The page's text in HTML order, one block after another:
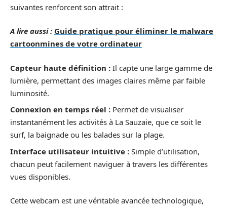
suivantes renforcent son attrait :
A lire aussi : Guide pratique pour éliminer le malware
cartoonmines de votre ordinateur
Capteur haute définition : Il capte une large gamme de
lumière, permettant des images claires même par faible
luminosité.
Connexion en temps réel : Permet de visualiser
instantanément les activités à La Sauzaie, que ce soit le
surf, la baignade ou les balades sur la plage.
Interface utilisateur intuitive : Simple d’utilisation,
chacun peut facilement naviguer à travers les différentes
vues disponibles.
Cette webcam est une véritable avancée technologique,